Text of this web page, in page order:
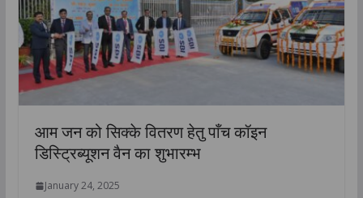
आम जन को सिक्के वितरण हेतु पाँच कॉइन
डिस्ट्रिब्यूशन वैन का शुभारम्भ
January 24, 2025